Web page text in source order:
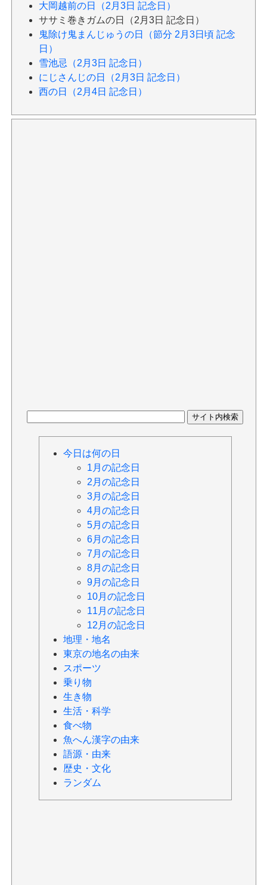
大岡越前の日（2月3日 記念日）
ササミ巻きガムの日（2月3日 記念日）
鬼除け鬼まんじゅうの日（節分 2月3日頃 記念
日）
雪池忌（2月3日 記念日）
にじさんじの日（2月3日 記念日）
西の日（2月4日 記念日）
今日は何の日
1月の記念日
2月の記念日
3月の記念日
4月の記念日
5月の記念日
6月の記念日
7月の記念日
8月の記念日
9月の記念日
10月の記念日
11月の記念日
12月の記念日
地理・地名
東京の地名の由来
スポーツ
乗り物
生き物
生活・科学
食べ物
魚へん漢字の由来
語源・由来
歴史・文化
ランダム